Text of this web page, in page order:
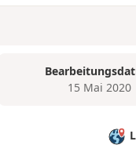
15 Mai 2020